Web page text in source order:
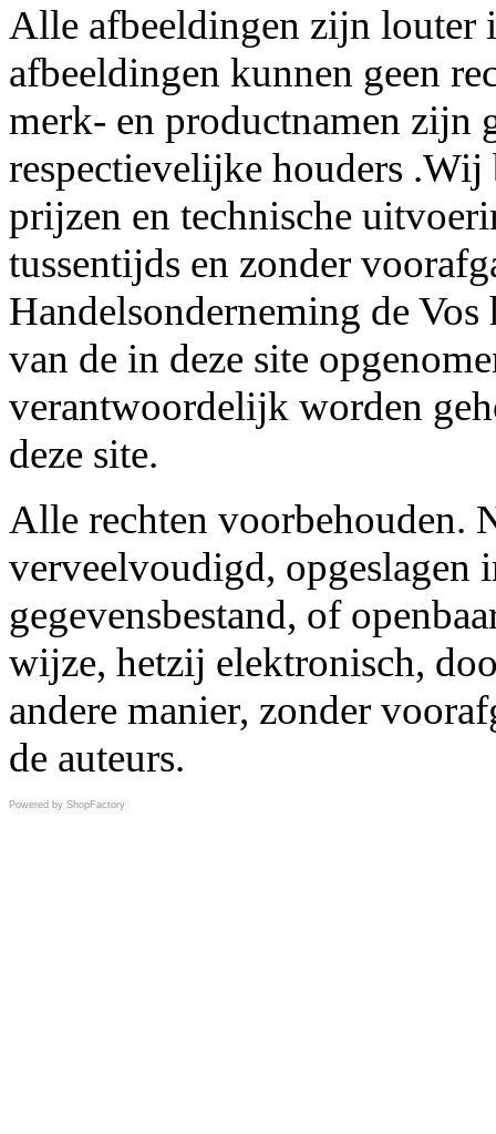
Alle afbeeldingen zijn louter
afbeeldingen kunnen geen
merk- en productnamen zijn
respectievelijke houders .Wij
prijzen en technische
tussentijds en zonder
Handelsonderneming de
van de in deze site
verantwoordelijk worden
deze site.
Alle rechten voorbehouden.
verveelvoudigd, opgeslagen
gegevensbestand, of
wijze, hetzij elektronisch,
andere manier, zonder
de auteurs.
Powered by ShopFactory